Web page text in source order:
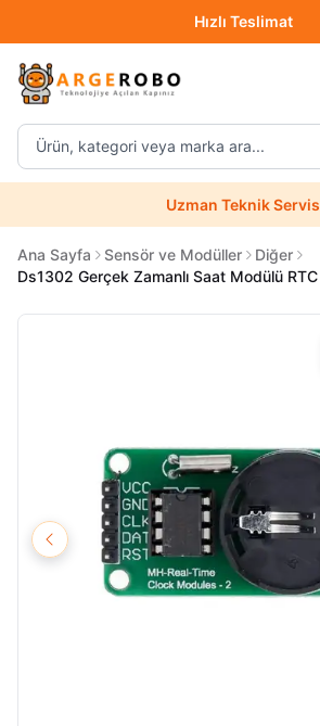
Hızlı Teslimat
Ürün, kategori veya marka ara...
Uzman Teknik Servis
Ana Sayfa Sensör ve Modüller
Diğer
Ds1302 Gerçek Zamanlı Saat Modülü RTC